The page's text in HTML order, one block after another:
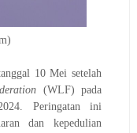
10 Mei setelah
(WLF) pada
Peringatan ini
dan kepedulian